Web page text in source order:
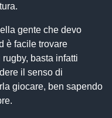
gente che devo
è facile trovare
basta infatti
il senso di
giocare, ben sapendo